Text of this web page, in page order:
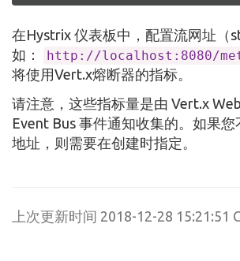
在Hystrix 仪表板中，配置流网址（
如：
http://localhost:8080/
将使用Vert.x熔断器的指标。
请注意，这些指标量是由 Vert.x
Event Bus 事件通知收集的。如果
地址，则需要在创建时指定。
上次更新时间 2018-12-28 15:21:51